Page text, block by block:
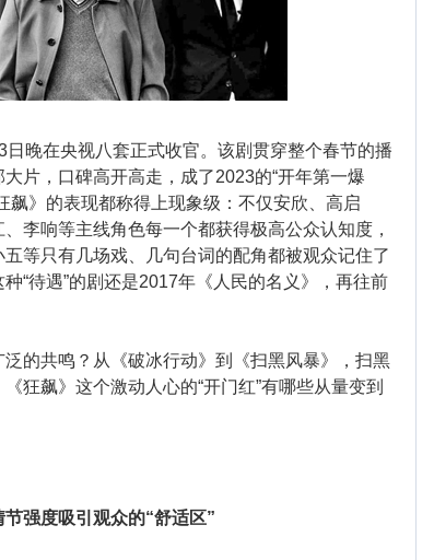
晚在央视八套正式收官。该剧贯穿整个春节的播
片，口碑高开高走，成了2023的“开年第一爆
飙》的表现都称得上现象级：不仅安欣、高启
李响等主线角色每一个都获得极高公众认知度，
等只有几场戏、几句台词的配角都被观众记住了
“待遇”的剧还是2017年《人民的名义》，再往前
共鸣？从《破冰行动》到《扫黑风暴》，扫黑
狂飙》这个激动人心的“开门红”有哪些从量变到
强度吸引观众的“舒适区”